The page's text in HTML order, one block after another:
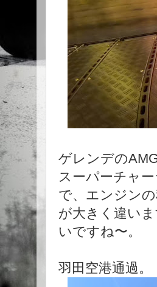
ゲレンデの
スーパーチャ
で、エンジン
が大きく違い
いですね〜。
羽田空港通過。